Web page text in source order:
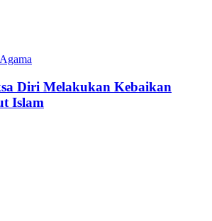
Diri Melakukan Kebaikan
Islam